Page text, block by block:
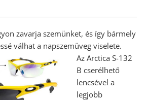
zavarja szemünket, és így bármely
válhat a napszemüveg viselete.
Az Arctica S-132
B cserélhető
lencsével a
legjobb